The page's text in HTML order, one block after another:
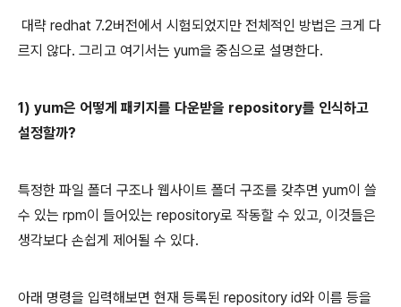
대략 redhat 7.2버전에서 시험되었지만 전체적인 방법은 크게 다
르지 않다. 그리고 여기서는 yum을 중심으로 설명한다.
1) yum은 어떻게 패키지를 다운받을 repository를 인식하고
설정할까?
특정한 파일 폴더 구조나 웹사이트 폴더 구조를 갖추면 yum이 쓸
수 있는 rpm이 들어있는 repository로 작동할 수 있고, 이것들은
생각보다 손쉽게 제어될 수 있다.
아래 명령을 입력해보면 현재 등록된 repository id와 이름 등을